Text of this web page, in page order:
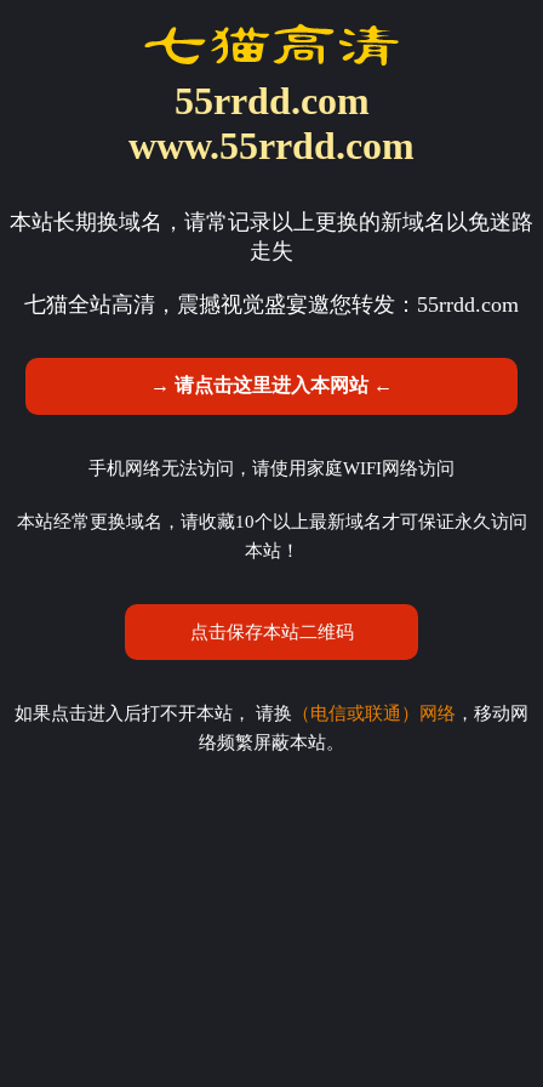
55rrdd.com
www.55rrdd.com
本站长期换域名，请常记录以上更换的新域名以免迷路
走失
七猫全站高清，震撼视觉盛宴邀您转发： 55rrdd.com
→ 请点击这里进入本网站 ←
手机网络无法访问，请使用家庭WIFI网络访问
本站经常更换域名，请收藏10个以上最新域名才可保证永久访问
本站！
点击保存本站二维码
如果点击进入后打不开本站， 请换 （电信或联通）网络 ，移动网
络频繁屏蔽本站。